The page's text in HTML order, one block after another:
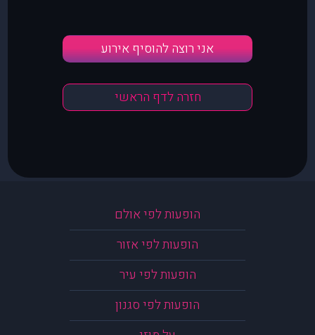
אני רוצה להוסיף אירוע
חזרה לדף הראשי
הופעות לפי אולם
הופעות לפי אזור
הופעות לפי עיר
הופעות לפי סגנון